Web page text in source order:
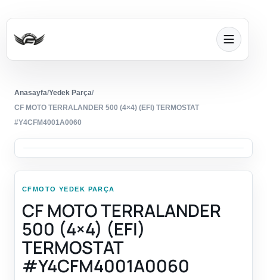
Anasayfa/Yedek Parça/
CF MOTO TERRALANDER 500 (4×4) (EFI) TERMOSTAT
#Y4CFM4001A0060
CFMOTO YEDEK PARÇA
CF MOTO TERRALANDER
500 (4×4) (EFI)
TERMOSTAT
#Y4CFM4001A0060